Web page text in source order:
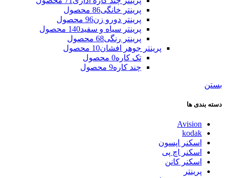
پرینتر خانگی86 محصول
پرینتر دورو زن96 محصول
پرینتر سیاه و سفید140 محصول
پرینتر رنگی68 محصول
پرینتر جوهر افشان10 محصول
تک کاره0 محصول
چند کاره9 محصول
بستن
دسته بندی ها
Avision
kodak
اسکنر اپسون
اسکنر اچ پی
اسکنر کانن
پرینتر